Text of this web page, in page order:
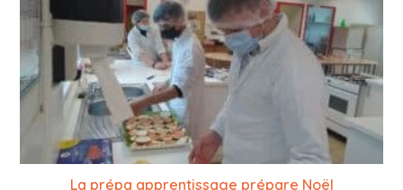
La prépa apprentissage prépare Noël